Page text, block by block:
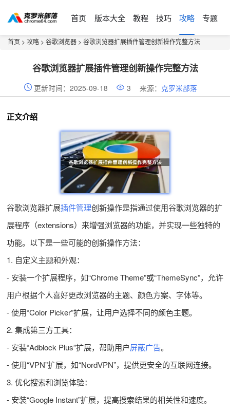
首页 版本大全 教程 技巧 攻略 专题
首页 > 攻略 > 谷歌浏览器 > 谷歌浏览器扩展插件管理创新操作完整方法
谷歌浏览器扩展插件管理创新操作完整方法
更新时间：2025-09-18 3 来源： 克罗米部落
正文介绍
谷歌浏览器扩展插件管理创新操作是指通过使用谷歌浏览器的扩
展程序（extensions）来增强浏览器的功能，并实现一些独特的
功能。以下是一些可能的创新操作方法：
1. 自定义主题和外观：
- 安装一个扩展程序，如“Chrome Theme”或“ThemeSync”，允许
用户根据个人喜好更改浏览器的主题、颜色方案、字体等。
- 使用“Color Picker”扩展，让用户选择不同的颜色主题。
2. 集成第三方工具：
- 安装“Adblock Plus”扩展，帮助用户屏蔽广告。
- 使用“VPN”扩展，如“NordVPN”，提供更安全的互联网连接。
3. 优化搜索和浏览体验：
- 安装“Google Instant”扩展，提高搜索结果的相关性和速度。